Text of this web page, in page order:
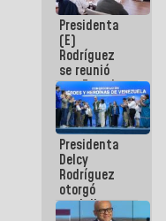
en la Línea 2
Presidenta
(E)
Rodríguez
se reunió
con Estado
Mayor
Eléctrico
para
abordar
planes de
acción
Presidenta
Delcy
Rodríguez
otorgó
medalla